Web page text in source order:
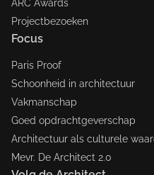
ARC Awards
Projectbezoeken
Focus
Paris Proof
Schoonheid in architectuur
Vakmanschap
Goed opdrachtgeverschap
Architectuur als culturele
Mevr. De Architect 2.0